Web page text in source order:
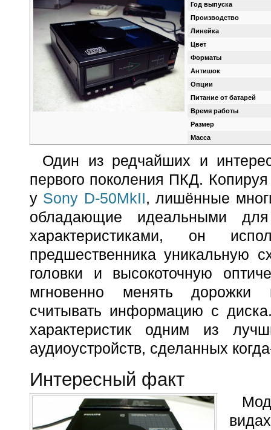
Год выпуска
Производство
Линейка
Цвет
Форматы
Антишок
Опции
Питание от батарей
Время работы
Размер
Масса
Один из редчайших и
первого поколения ПКД.
у Sony D-50MkII, лишённые
обладающие идеальными для
характеристиками, он
предшественника уникальную
головки и высокоточную
мгновенно менять дорожки
считывать информацию с
характеристик одним из
аудиоустройств, сделанных
Интересный факт